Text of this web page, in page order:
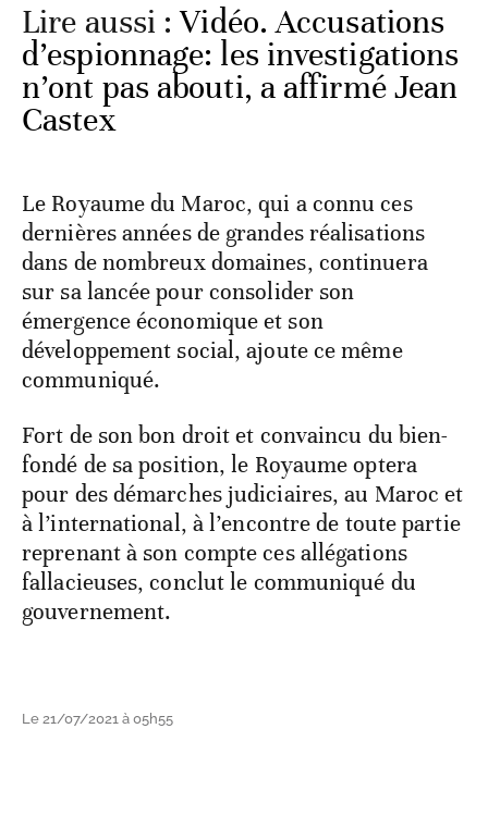
Lire aussi :Vidéo. Accusations
d’espionnage: les investigations
n’ont pas abouti, a affirmé Jean
Castex
Le Royaume du Maroc, qui a connu ces
dernières années de grandes réalisations
dans de nombreux domaines, continuera
sur sa lancée pour consolider son
émergence économique et son
développement social, ajoute ce même
communiqué.
Fort de son bon droit et convaincu du bien-
fondé de sa position, le Royaume optera
pour des démarches judiciaires, au Maroc et
à l’international, à l’encontre de toute partie
reprenant à son compte ces allégations
fallacieuses, conclut le communiqué du
gouvernement.
Le 21/07/2021 à 05h55